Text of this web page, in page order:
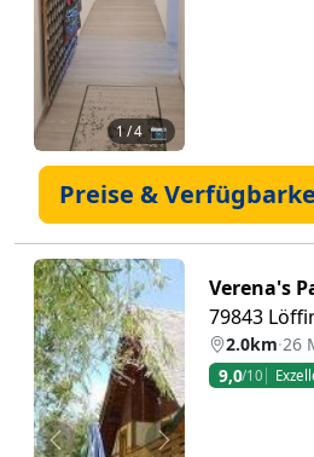
1/ 4 📷
Preise &
Verena's
79843
2.0km·26
9,0/10